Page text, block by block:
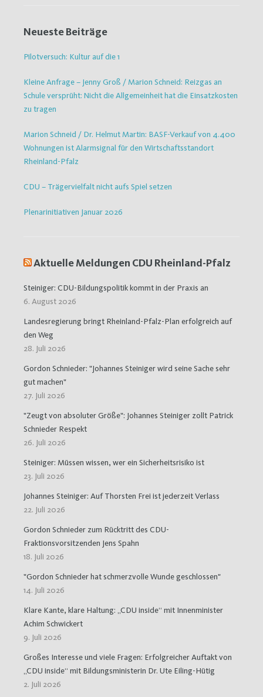
Neueste Beiträge
Pilotversuch: Kultur auf die 1
Kleine Anfrage – Jenny Groß / Marion Schneid: Reizgas an
Schule versprüht: Nicht die Allgemeinheit hat die Einsatzkosten
zu tragen
Marion Schneid / Dr. Helmut Martin: BASF-Verkauf von 4.400
Wohnungen ist Alarmsignal für den Wirtschaftsstandort
Rheinland-Pfalz
CDU – Trägervielfalt nicht aufs Spiel setzen
Plenarinitiativen Januar 2026
Aktuelle Meldungen CDU Rheinland-Pfalz
Steiniger: CDU-Bildungspolitik kommt in der Praxis an
6. August 2026
Landesregierung bringt Rheinland-Pfalz-Plan erfolgreich auf
den Weg
28. Juli 2026
Gordon Schnieder: "Johannes Steiniger wird seine Sache sehr
gut machen"
27. Juli 2026
"Zeugt von absoluter Größe": Johannes Steiniger zollt Patrick
Schnieder Respekt
26. Juli 2026
Steiniger: Müssen wissen, wer ein Sicherheitsrisiko ist
23. Juli 2026
Johannes Steiniger: Auf Thorsten Frei ist jederzeit Verlass
22. Juli 2026
Gordon Schnieder zum Rücktritt des CDU-
Fraktionsvorsitzenden Jens Spahn
18. Juli 2026
"Gordon Schnieder hat schmerzvolle Wunde geschlossen"
14. Juli 2026
Klare Kante, klare Haltung: „CDU inside“ mit Innenminister
Achim Schwickert
9. Juli 2026
Großes Interesse und viele Fragen: Erfolgreicher Auftakt von
„CDU inside“ mit Bildungsministerin Dr. Ute Eiling-Hütig
2. Juli 2026